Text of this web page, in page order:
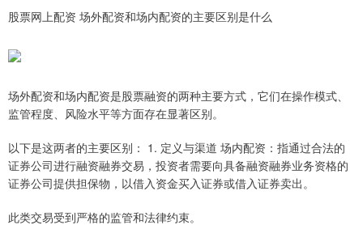
股票网上配资 场外配资和场内配资的主要区别是什么
场外配资和场内配资是股票融资的两种主要方式，它们在操作模式、
监管程度、风险水平等方面存在显著区别。
以下是这两者的主要区别： 1. 定义与渠道 场内配资：指通过合法的
证券公司进行融资融券交易，投资者需要向具备融资融券业务资格的
证券公司提供担保物，以借入资金买入证券或借入证券卖出。
此类交易受到严格的监管和法律约束。